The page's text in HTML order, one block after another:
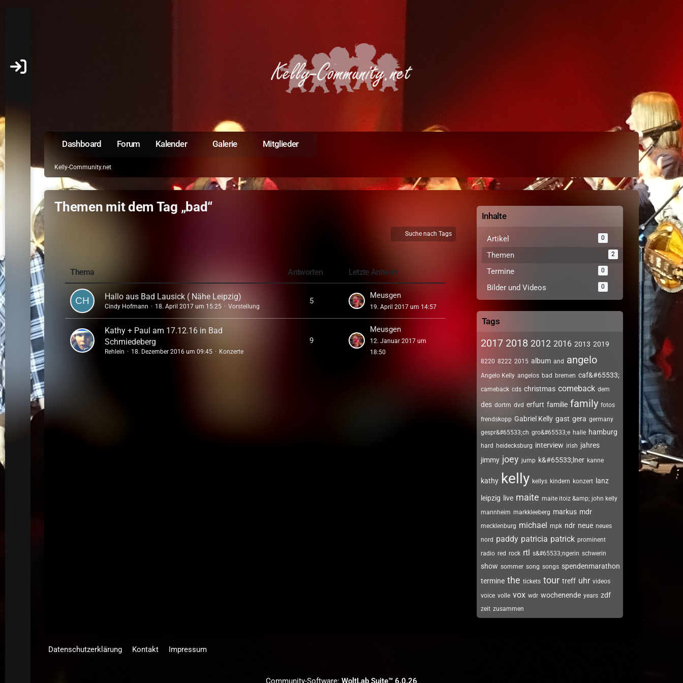
Dashboard Forum Kalender Galerie Mitglieder
Kelly-Community.net
Themen mit dem Tag „bad“
Suche nach Tags
Thema Antworten Letzte Antwort
Hallo aus Bad Lausick ( Nähe Leipzig)
Cindy Hofmann 18. April 2017 um 15:25 Vorstellung
5
Meusgen
19. April 2017 um 14:57
Kathy + Paul am 17.12.16 in Bad
Schmiedeberg
Rehlein 18. Dezember 2016 um 09:45 Konzerte
9
Meusgen
12. Januar 2017 um
18:50
Inhalte
Artikel 0
Themen 2
Termine 0
Bilder und Videos 0
Tags
2017 2018 2012 2016 2013 2019
8220 8222 2015 album and angelo
Angelo Kelly angelos bad bremen caf&#65533;
cameback cds christmas comeback dem
des dortm dvd erfurt familie family fotos
frendskopp Gabriel Kelly gast gera germany
gespr&#65533;ch gro&#65533;e halle hamburg
hard heidecksburg interview irish jahres
jimmy joey jump k&#65533;lner kanne
kathy kelly kellys kindern konzert lanz
leipzig live maite maite itoiz &amp; john kelly
mannheim markkleeberg markus mdr
mecklenburg michael mpk ndr neue neues
nord paddy patricia patrick prominent
radio red rock rtl s&#65533;ngerin schwerin
show sommer song songs spendenmarathon
termine the tickets tour treff uhr videos
voice volle vox wdr wochenende years zdf
zeit zusammen
Datenschutzerklärung Kontakt Impressum
Community-Software: WoltLab Suite™ 6.0.26